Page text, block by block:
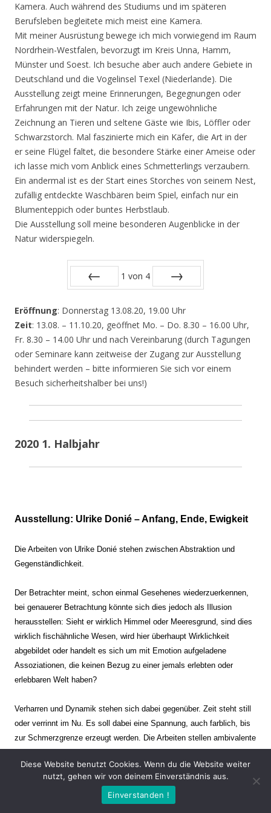
Kamera. Auch während des Studiums und im späteren
Berufsleben begleitete mich meist eine Kamera.
Mit meiner Ausrüstung bewege ich mich vorwiegend im Raum
Nordrhein-Westfalen, bevorzugt im Kreis Unna, Hamm,
Münster und Soest. Ich besuche aber auch andere Gebiete in
Deutschland und die Vogelinsel Texel (Niederlande). Die
Ausstellung zeigt meine Erinnerungen, Begegnungen oder
Erfahrungen mit der Natur. Ich zeige ungewöhnliche
Zeichnung an Tieren und seltene Gäste wie Ibis, Löffler oder
Schwarzstorch. Mal faszinierte mich ein Käfer, die Art in der
er seine Flügel faltet, die besondere Stärke einer Ameise oder
ich lasse mich vom Anblick eines Schmetterlings verzaubern.
Ein andermal ist es der Start eines Storches von seinem Nest,
zufällig entdeckte Waschbären beim Spiel, einfach nur ein
Blumenteppich oder buntes Herbstlaub.
Die Ausstellung soll meine besonderen Augenblicke in der
Natur widerspiegeln.
1 von 4
Eröffnung: Donnerstag 13.08.20, 19.00 Uhr
Zeit: 13.08. – 11.10.20, geöffnet Mo. – Do. 8.30 – 16.00 Uhr,
Fr. 8.30 – 14.00 Uhr und nach Vereinbarung (durch Tagungen
oder Seminare kann zeitweise der Zugang zur Ausstellung
behindert werden – bitte informieren Sie sich vor einem
Besuch sicherheitshalber bei uns!)
2020 1. Halbjahr
Ausstellung: Ulrike Donié – Anfang, Ende, Ewigkeit
Die Arbeiten von Ulrike Donié stehen zwischen Abstraktion und
Gegenständlichkeit.
Der Betrachter meint, schon einmal Gesehenes wiederzuerkennen,
bei genauerer Betrachtung könnte sich dies jedoch als Illusion
herausstellen: Sieht er wirklich Himmel oder Meeresgrund, sind dies
wirklich fischähnliche Wesen, wird hier überhaupt Wirklichkeit
abgebildet oder handelt es sich um mit Emotion aufgeladene
Assoziationen, die keinen Bezug zu einer jemals erlebten oder
erlebbaren Welt haben?
Verharren und Dynamik stehen sich dabei gegenüber. Zeit steht still
oder verrinnt im Nu. Es soll dabei eine Spannung, auch farblich, bis
zur Schmerzgrenze erzeugt werden. Die Arbeiten stellen ambivalente
eine friedliche Szenerie einer mit seltsamen Wesen bevölkerten
anderen Welt vor sich hat oder ob sich im nächsten Moment der tiefe
Abgrund öffnet und er mit allem anderen in einen Abgrund
Diese Website benutzt Cookies. Wenn du die Website weiter
nutzt, gehen wir von deinem Einverständnis aus.
Einverstanden !